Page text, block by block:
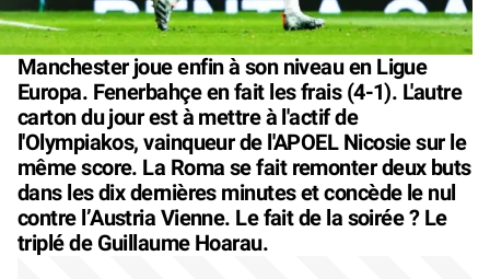
Manchester joue enfin à son niveau en Ligue
Europa. Fenerbahçe en fait les frais (4-1). L'autre
carton du jour est à mettre à l'actif de
l'Olympiakos, vainqueur de l'APOEL Nicosie sur le
même score. La Roma se fait remonter deux buts
dans les dix dernières minutes et concède le nul
contre l’Austria Vienne. Le fait de la soirée ? Le
triplé de Guillaume Hoarau.